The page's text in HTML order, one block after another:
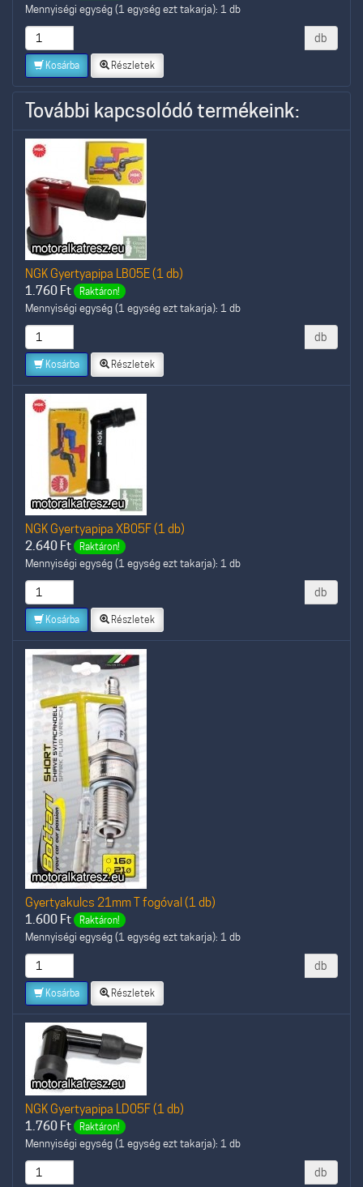
Mennyiségi egység (1 egység ezt takarja): 1 db
db
Kosárba Részletek
További kapcsolódó termékeink:
NGK Gyertyapipa LB05E (1 db)
1.760 Ft Raktáron!
Mennyiségi egység (1 egység ezt takarja): 1 db
db
Kosárba Részletek
NGK Gyertyapipa XB05F (1 db)
2.640 Ft Raktáron!
Mennyiségi egység (1 egység ezt takarja): 1 db
db
Kosárba Részletek
Gyertyakulcs 21mm T fogóval (1 db)
1.600 Ft Raktáron!
Mennyiségi egység (1 egység ezt takarja): 1 db
db
Kosárba Részletek
NGK Gyertyapipa LD05F (1 db)
1.760 Ft Raktáron!
Mennyiségi egység (1 egység ezt takarja): 1 db
db